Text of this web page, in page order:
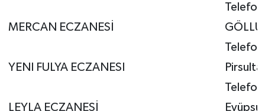
MERCAN ECZANESİ
YENI FULYA ECZANESI
LEYLA ECZANESİ